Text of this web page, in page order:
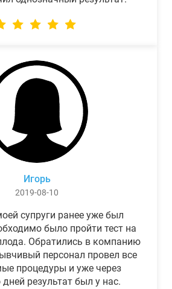
Игорь
2019-08-10
супруги ранее уже был
было пройти тест на
Обратились в компанию
персонал провел все
процедуры и уже через
дней результат был у нас.